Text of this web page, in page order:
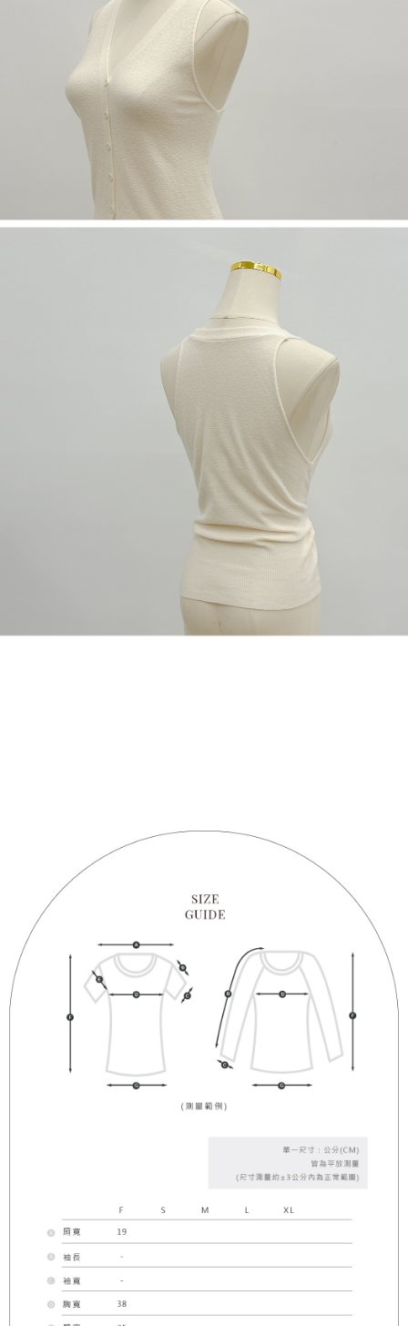
恩沛科技股份有限公司將有權停止該用戶之使用額度並採取法律行動。